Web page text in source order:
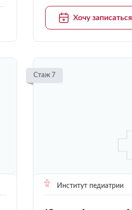
Хочу записаться
Стаж 7
Институт педиатрии